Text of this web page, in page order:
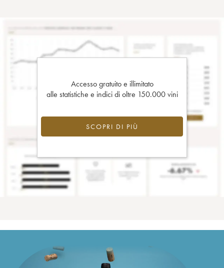
Accesso gratuito e illimitato
alle statistiche e indici di oltre 150.000 vini
SCOPRI DI PIÙ